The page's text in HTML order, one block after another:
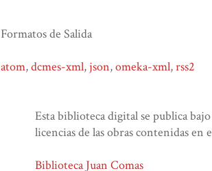
Formatos de Salida
atom,dcmes-xml, json,omeka-xml,rss2
Esta biblioteca digital se publica
licencias de las obras contenidas
Biblioteca Juan Comas